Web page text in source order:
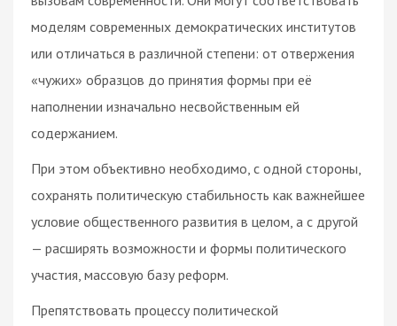
моделям современных демократических институтов
или отличаться в различной степени: от отвержения
«чужих» образцов до принятия формы при её
наполнении изначально несвойственным ей
содержанием.
При этом объективно необходимо, с одной стороны,
сохранять политическую стабильность как важнейшее
условие общественного развития в целом, а с другой
— расширять возможности и формы политического
участия, массовую базу реформ.
Препятствовать процессу политической